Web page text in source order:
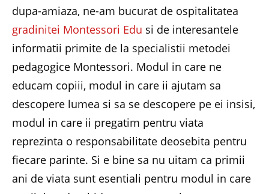
dupa-amiaza, ne-am bucurat de ospitalitatea
gradinitei Montessori Edu si de interesantele
informatii primite de la specialistii metodei
pedagogice Montessori. Modul in care ne
educam copiii, modul in care ii ajutam sa
descopere lumea si sa se descopere pe ei insisi,
modul in care ii pregatim pentru viata
reprezinta o responsabilitate deosebita pentru
fiecare parinte. Si e bine sa nu uitam ca primii
ani de viata sunt esentiali pentru modul in care